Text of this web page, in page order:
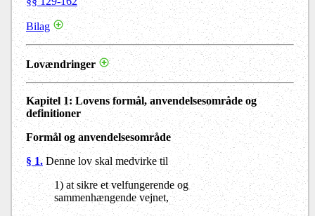
Bilag
Lovændringer
Kapitel 1: Lovens formål, anvendelsesområde og
definitioner
Formål og anvendelsesområde
§ 1. Denne lov skal medvirke til
1) at sikre et velfungerende og
sammenhængende vejnet,